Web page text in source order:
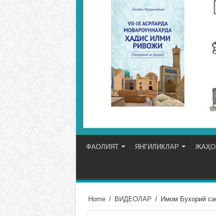
ФАОЛИЯТ ЯНГИЛИКЛАР
Home / ВИДЕОЛАР / Имом Бухорий